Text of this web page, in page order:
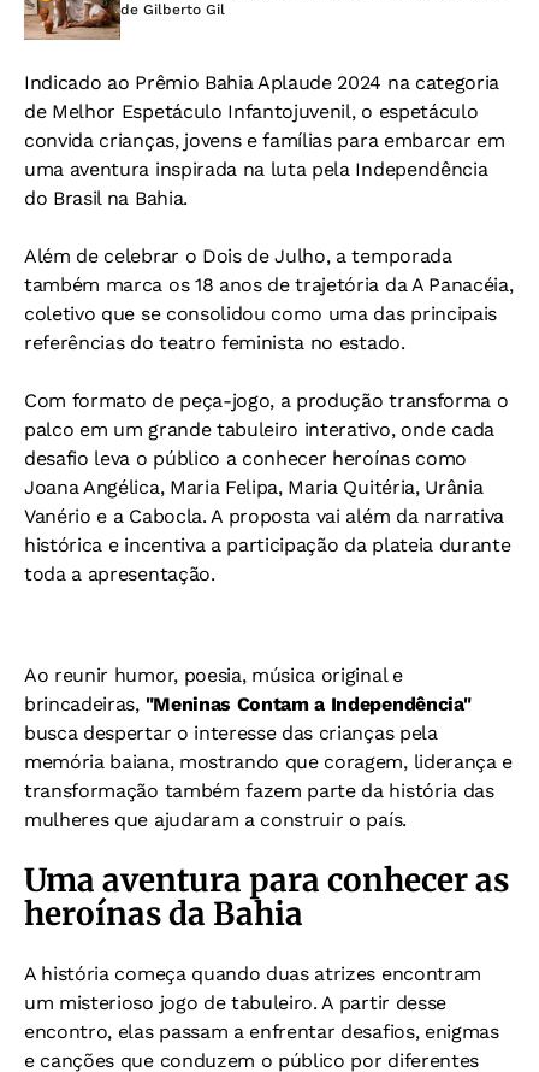
de Gilberto Gil
Indicado ao Prêmio Bahia Aplaude 2024 na categoria
de Melhor Espetáculo Infantojuvenil, o espetáculo
convida crianças, jovens e famílias para embarcar em
uma aventura inspirada na luta pela Independência
do Brasil na Bahia.
Além de celebrar o Dois de Julho, a temporada
também marca os 18 anos de trajetória da A Panacéia,
coletivo que se consolidou como uma das principais
referências do teatro feminista no estado.
Com formato de peça-jogo, a produção transforma o
palco em um grande tabuleiro interativo, onde cada
desafio leva o público a conhecer heroínas como
Joana Angélica, Maria Felipa, Maria Quitéria, Urânia
Vanério e a Cabocla. A proposta vai além da narrativa
histórica e incentiva a participação da plateia durante
toda a apresentação.
Ao reunir humor, poesia, música original e
brincadeiras, "Meninas Contam a Independência"
busca despertar o interesse das crianças pela
memória baiana, mostrando que coragem, liderança e
transformação também fazem parte da história das
mulheres que ajudaram a construir o país.
Uma aventura para conhecer as
heroínas da Bahia
A história começa quando duas atrizes encontram
um misterioso jogo de tabuleiro. A partir desse
encontro, elas passam a enfrentar desafios, enigmas
e canções que conduzem o público por diferentes